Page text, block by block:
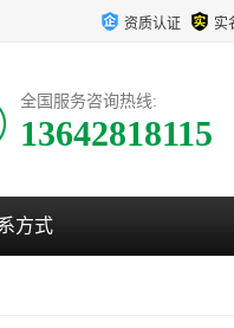
资质认证 实
全国服务咨询热线:
13642818115
方式